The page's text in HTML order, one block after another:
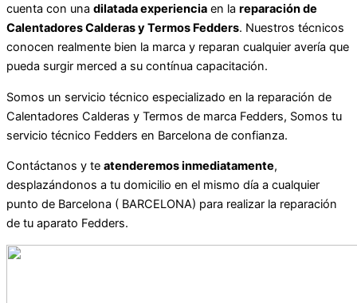
cuenta con una dilatada experiencia en la reparación de
Calentadores Calderas y Termos Fedders. Nuestros técnicos
conocen realmente bien la marca y reparan cualquier avería que
pueda surgir merced a su contínua capacitación.
Somos un servicio técnico especializado en la reparación de
Calentadores Calderas y Termos de marca Fedders, Somos tu
servicio técnico Fedders en Barcelona de confianza.
Contáctanos y te atenderemos inmediatamente,
desplazándonos a tu domicilio en el mismo día a cualquier
punto de Barcelona ( BARCELONA) para realizar la reparación
de tu aparato Fedders.